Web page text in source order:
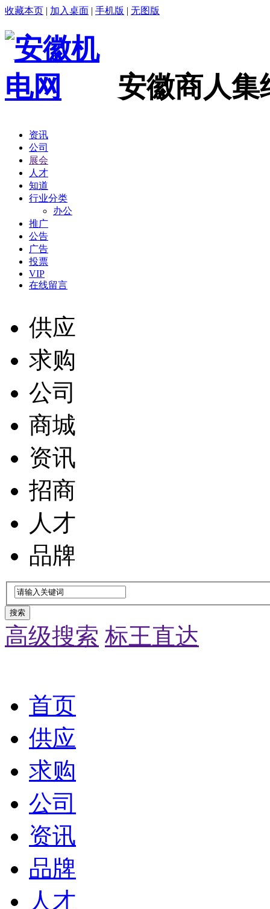
收藏本页 | 加入桌面 | 手机版 | 无图版
安徽商人集
资讯
公司
展会
人才
知道
行业分类
办公
推广
公告
广告
投票
VIP
在线留言
供应
求购
公司
商城
资讯
招商
人才
品牌
搜索
高级搜索 标王直达
首页
供应
求购
公司
资讯
品牌
人才